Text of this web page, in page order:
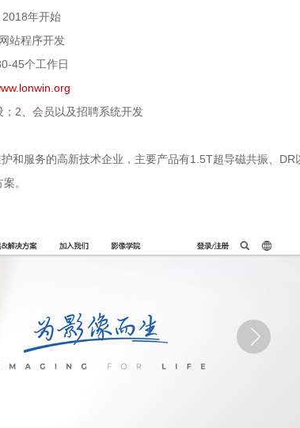
年开始
站程序开发
45个工作日
2、会员以及招聘系统开发
和服务的高新技术企业，主要产品有1.5T超导磁共振、DR
。